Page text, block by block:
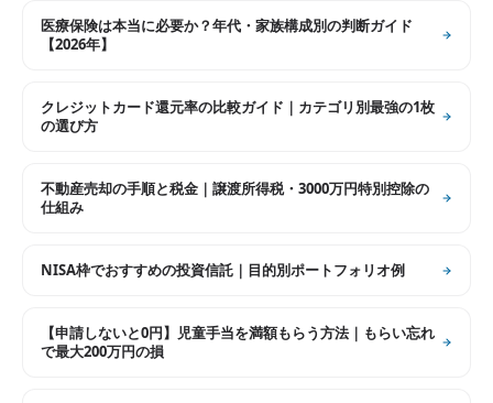
医療保険は本当に必要か？年代・家族構成別の判断ガイド
【2026年】
クレジットカード還元率の比較ガイド｜カテゴリ別最強の1枚
の選び方
不動産売却の手順と税金｜譲渡所得税・3000万円特別控除の
仕組み
NISA枠でおすすめの投資信託｜目的別ポートフォリオ例
【申請しないと0円】児童手当を満額もらう方法｜もらい忘れ
で最大200万円の損